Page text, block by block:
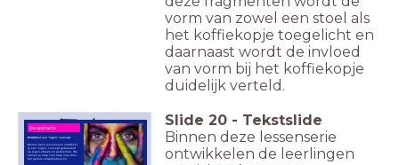
vorm van zowel een stoel als
het koffiekopje toegelicht en
daarnaast wordt de invloed
van vorm bij het koffiekopje
duidelijk verteld.
De opdracht
Ontwikkel een 'eigen' concept
Binnen deze lessenserie ontwikkel
jij een 'eigen' concept gebaseerd
op eigen ideeën en gedachten. We
nemen je stap voor stap mee door
het gehele ontwikkelproces.
Slide 20 - Tekstslide
Binnen deze lessenserie
ontwikkelen de leerlingen